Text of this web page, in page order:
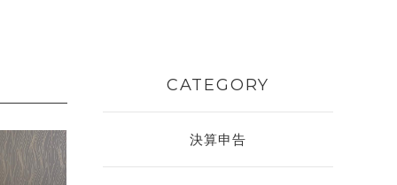
CATEGORY
決算申告